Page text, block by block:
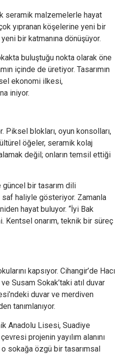
seramik malzemelerle hayat
yıpranan köşelerine yeni bir
bir katmanına dönüşüyor.
buluştuğu nokta olarak öne
içinde de üretiyor. Tasarımın
ekonomi ilkesi,
iniyor.
Piksel blokları, oyun konsolları,
öğeler, seramik kolaj
değil; onların temsil ettiği
güncel bir tasarım dili
saf haliyle gösteriyor. Zamanla
hayat buluyor. “İyi Bak
Kentsel onarım, teknik bir süreç
kapsıyor. Cihangir’de Hacı
Susam Sokak’taki atıl duvar
duvar ve merdiven
tanımlanıyor.
Anadolu Lisesi, Suadiye
projenin yayılım alanını
sokağa özgü bir tasarımsal